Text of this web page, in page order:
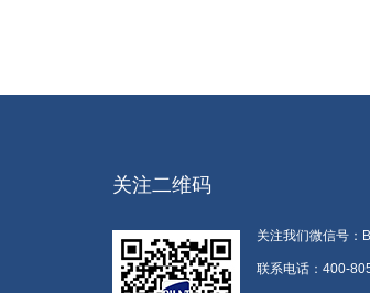
关注二维码
关注我们微信号：
联系电话：400-